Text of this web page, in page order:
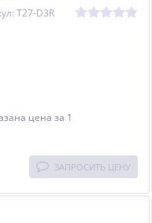
T27-D3R
цена за 1
ЗАПРОСИТЬ ЦЕНУ